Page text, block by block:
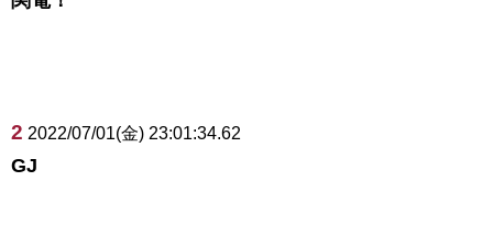
2 2022/07/01(金) 23:01:34.62
GJ